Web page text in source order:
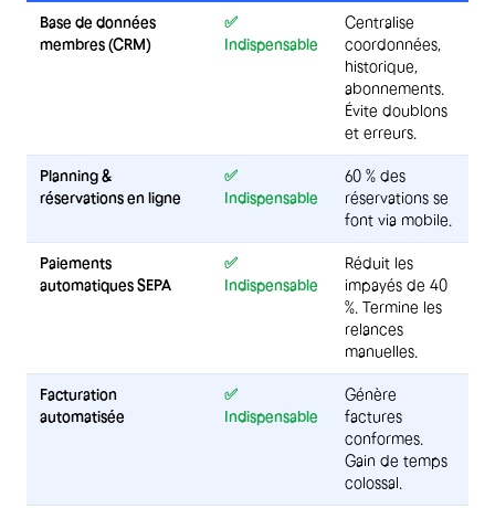
Base de données
membres (CRM)
✅
Indispensable
Centralise
coordonnées,
historique,
abonnements.
Évite doublons
et erreurs.
Planning &
réservations en ligne
✅
Indispensable
60 % des
réservations se
font via mobile.
Paiements
automatiques SEPA
✅
Indispensable
Réduit les
impayés de 40
%. Termine les
relances
manuelles.
Facturation
automatisée
✅
Indispensable
Génère
factures
conformes.
Gain de temps
colossal.